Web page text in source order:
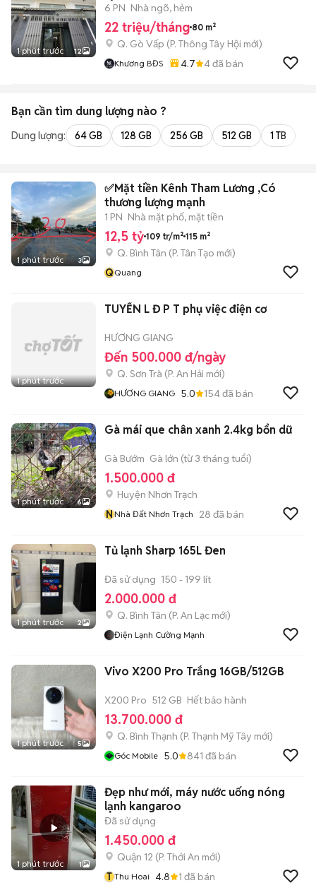
1 phút trước 12
LẦU
6 PN Nhà ngõ, hẻm
22 triệu/tháng 80 m²
Q. Gò Vấp (P. Thông Tây Hội mới)
Khương BĐS 4.7 4đã bán
Bạn cần tìm dung lượng nào ?
Dung lượng: 64 GB 128 GB 256 GB 512 GB 1 TB
1 phút trước 3
✅Mặt tiền Kênh Tham Lương ,Có
thương lượng mạnh
1 PN Nhà mặt phố, mặt tiền
12,5 tỷ 109 tr/m² 115 m²
Q. Bình Tân (P. Tân Tạo mới)
QQuang
1 phút trước
TUYỂN L Đ P T phụ việc điện cơ
HƯƠNG GIANG
Đến 500.000 đ/ngày
Q. Sơn Trà (P. An Hải mới)
HƯƠNG GIANG 5.0 154đã bán
1 phút trước 6
Gà mái que chân xanh 2.4kg bổn dữ
Gà Bướm Gà lớn (từ 3 tháng tuổi)
1.500.000 đ
Huyện Nhơn Trạch
NNhà Đất Nhơn Trạch 28 đã bán
1 phút trước 2
Tủ lạnh Sharp 165L Đen
Đã sử dụng 150 - 199 lít
2.000.000 đ
Q. Bình Tân (P. An Lạc mới)
Điện Lạnh Cường Mạnh
1 phút trước 5
Vivo X200 Pro Trắng 16GB/512GB
X200 Pro 512 GB Hết bảo hành
13.700.000 đ
Q. Bình Thạnh (P. Thạnh Mỹ Tây mới)
Góc Mobile 5.0 841 đã bán
1 phút trước 1
Đẹp như mới, máy nước uống nóng
lạnh kangaroo
Đã sử dụng
1.450.000 đ
Quận 12 (P. Thới An mới)
T Thu Hoai 4.8 1 đã bán